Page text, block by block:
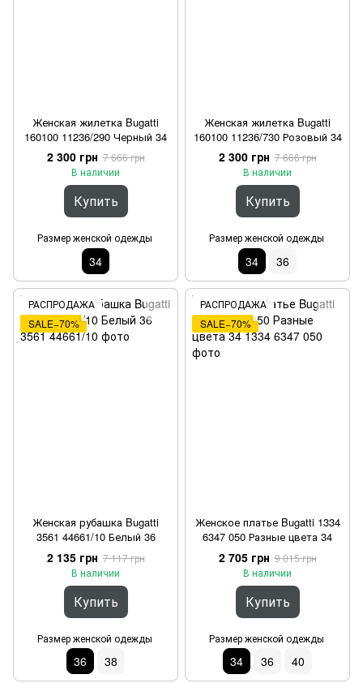
Женская жилетка Bugatti
160100 11236/290 Черный 34
2 300 грн 7 666 грн
В наличии
Купить
Размер женской одежды
34
Женская жилетка Bugatti
160100 11236/730 Розовый 34
2 300 грн 7 666 грн
В наличии
Купить
Размер женской одежды
34 36
РАСПРОДАЖА
SALE−70%
Женская рубашка Bugatti
3561 44661/10 Белый 36
2 135 грн 7 117 грн
В наличии
Купить
Размер женской одежды
36 38
РАСПРОДАЖА
SALE−70%
Женское платье Bugatti 1334
6347 050 Разные цвета 34
2 705 грн 9 015 грн
В наличии
Купить
Размер женской одежды
34 36 40